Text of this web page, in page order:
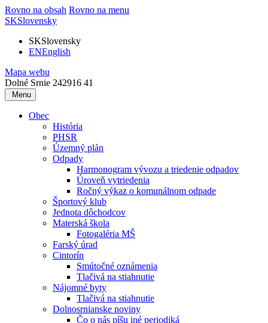
Rovno na obsah Rovno na menu
SKSlovensky
SKSlovensky
ENEnglish
Mapa webu
Dolné Srnie 242916 41
Menu
Obec
História
PHSR
Územný plán
Odpady
Harmonogram vývozu a triedenie odpadov
Úroveň vytriedenia
Ročný výkaz o komunálnom odpade
Športový klub
Jednota dôchodcov
Materská škola
Fotogaléria MŠ
Farský úrad
Cintorín
Smútočné oznámenia
Tlačivá na stiahnutie
Nájomné byty
Tlačivá na stiahnutie
Dolnosrnianske noviny
Čo o nás píšu iné periodiká